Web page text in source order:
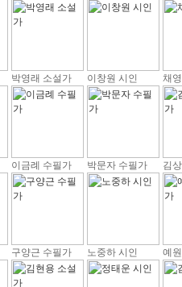
박영래 소설가 이창원 시인 채
이금례 수필가 박문자 수필가 김
구양근 수필가 노중하 시인 예